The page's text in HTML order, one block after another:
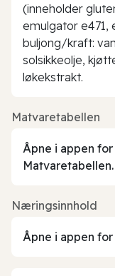
(inneholder
emulgator e471,
buljong/kraft:
solsikkeolje,
løkekstrakt.
Matvaretabellen
Åpne i appen
Matvaretabellen.
Næringsinnhold
Åpne i appen